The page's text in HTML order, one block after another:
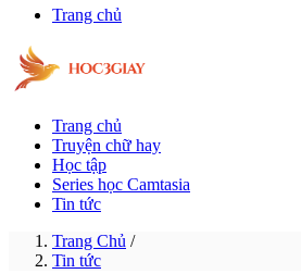
Trang chủ
Trang chủ
Truyện chữ hay
Học tập
Series học Camtasia
Tin tức
Trang Chủ /
Tin tức